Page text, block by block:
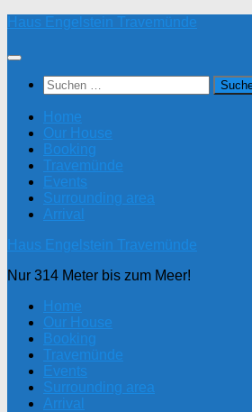
Zum
springen
Haus Engelstein Travemünde
Suchen
nach:
Home
Our House
Booking
Travemünde
Events
Surrounding area
Arrival
Haus Engelstein Travemünde
Nur 314 Meter bis zum Meer!
Home
Our House
Booking
Travemünde
Events
Surrounding area
Arrival